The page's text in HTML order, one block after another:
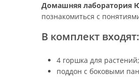
Домашняя лаборатория
познакомиться с
В комплект входят:
4 горшка для растений;
поддон c боковыми